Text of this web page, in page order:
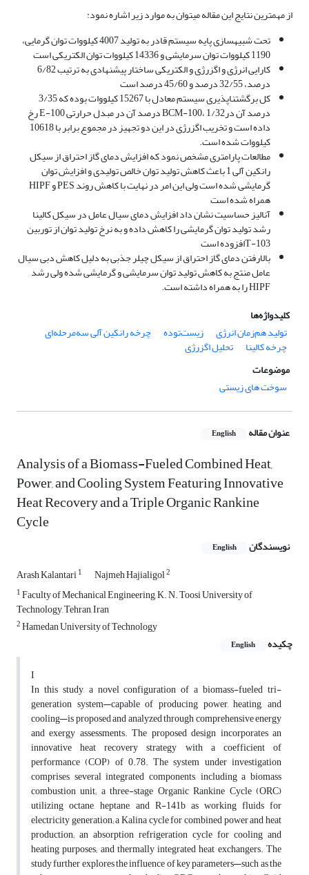
از مهمترین نتایج این مقاله می­توان به موارد زیر اشاره نمود:
تحت شبیه­سازی پایه سیستم قادر به تولید 4007 کیلووات توان گرمایی،
1190 کیلووات توان سرمایشی و 14336 کیلووات توان الکتریکی است
کارایی انرژی و اگزرژی و الکتریکی ساختار پیشنهادی به ترتیب 6/82
درصد، 32/55 درصد و 45/60 درصد است
کل برگشت­ناپذیری سیستم معادل با 15267 کیلووات بوده که 3/35
درصد آن درBCM-100، 1/32 درصد آن در مبدل حرارتی E-100 رخ
داده است و تخریب اگزرژی در این دو تجهیز در مجموع برابر با 10618
کیلووات شده است.
مطالعات پارامتری مشخص نمود که افزایش دمای گاز احتراق از سیکل
رانکین آلی 1 باعث کاهش تولید توان خالص تولیدی و افزایش توان
گرمایشی شده است ولی این امر در نهایت با کاهش روند PES و HIPF
همراه شده است
آنالیز حساسیت نشان داد افزایش دمای سیال عامل در سیکل کالینا
رشد تولید توان گرمایشی را کاهش داده و به نرخ تولید توان از توربین
T-103‌افزوده است
بالارفتن دمای گاز احتراق از سیکل چیلر جذبی به دلیل کاهش دبی سیال
عامل منتج به کاهش تولید توان سرمایشی و گرمایشی شده ولی رشد
HIPF را به همراه داشته است.
کلیدواژه‌ها
تولید هم‌زمان انرژی
زیست‌توده چرخه رانکین آلی سه‌مرحله‌ای
چرخه کالینا
تحلیل اگزرژی
موضوعات
سوخت های زیستی
عنوان مقاله English
Analysis of a Biomass-Fueled Combined Heat,
Power, and Cooling System Featuring Innovative
Heat Recovery and a Triple Organic Rankine
Cycle
نویسندگان English
Arash Kalantari1 Najmeh Hajialigol2
1Faculty of Mechanical Engineering, K. N. Toosi University of
Technology, Tehran, Iran
2Hamedan University of Technology
چکیده
English
I
In this study, a novel configuration of a biomass-fueled tri-
generation system—capable of producing power, heating, and
cooling—is proposed and analyzed through comprehensive energy
and exergy assessments. The proposed design incorporates an
innovative heat recovery strategy with a coefficient of
performance (COP) of 0.78. The system under investigation
comprises several integrated components, including a biomass
combustion unit; a three-stage Organic Rankine Cycle (ORC)
utilizing octane, heptane, and R-141b as working fluids for
electricity generation; a Kalina cycle for combined power and heat
production; an absorption refrigeration cycle for cooling and
heating purposes; and thermally integrated heat exchangers. The
study further explores the influence of key parameters—such as the